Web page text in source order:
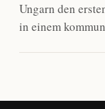
Ungarn den
in einem